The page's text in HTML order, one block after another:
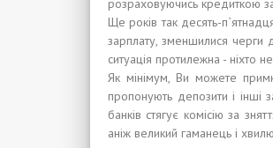
розраховуючись кредиткою
Ще років так десять-
зарплату, зменшилися черги
ситуація протилежна - ніхто
Як мінімум, Ви можете
пропонують депозити і інші
банків стягує комісію за
аніж великий гаманець і